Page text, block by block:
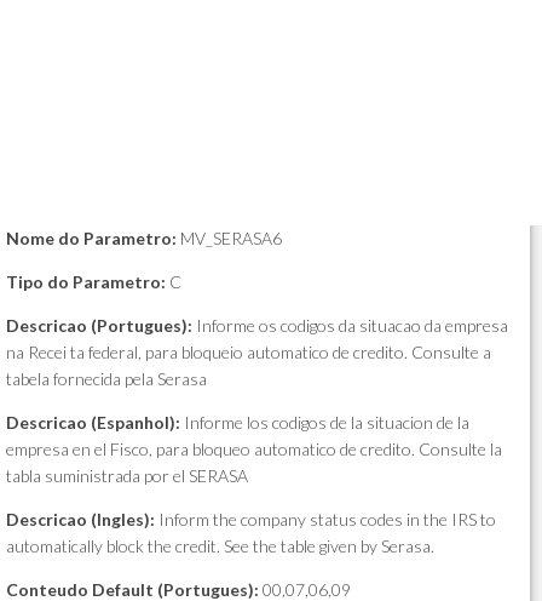
Nome do Parametro: MV_SERASA6
Tipo do Parametro: C
Descricao (Portugues): Informe os codigos da situacao da empresa
na Recei ta federal, para bloqueio automatico de credito. Consulte a
tabela fornecida pela Serasa
Descricao (Espanhol): Informe los codigos de la situacion de la
empresa en el Fisco, para bloqueo automatico de credito. Consulte la
tabla suministrada por el SERASA
Descricao (Ingles): Inform the company status codes in the IRS to
automatically block the credit. See the table given by Serasa.
Conteudo Default (Portugues): 00,07,06,09